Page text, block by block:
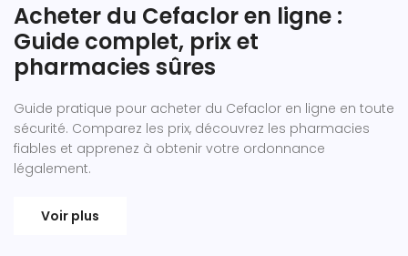
Acheter du Cefaclor en ligne :
Guide complet, prix et
pharmacies sûres
Guide pratique pour acheter du Cefaclor en ligne en toute
sécurité. Comparez les prix, découvrez les pharmacies
fiables et apprenez à obtenir votre ordonnance
légalement.
Voir plus